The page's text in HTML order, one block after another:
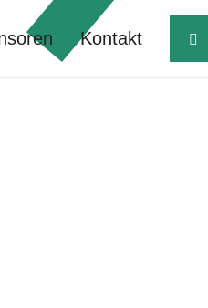
Kontakt